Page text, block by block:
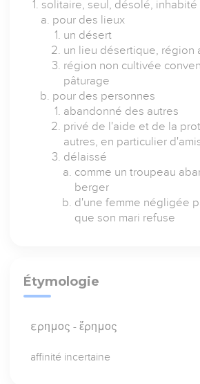
solitaire, seul, désolé, inhabité
pour des lieux
un désert
un lieu désertique, région
région non cultivée
pâturage
pour des personnes
abandonné des autres
privé de l'aide et de la
autres, en particulier
délaissé
comme un troupeau
berger
d'une femme négligée
que son mari refuse
Étymologie
ερημος - ἔρημος
affinité incertaine